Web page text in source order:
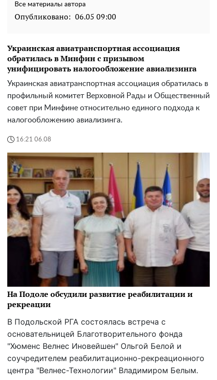
Все материалы автора
Опубликовано: 06.05 09:00
Украинская авиатранспортная ассоциация
обратилась в Минфин с призывом
унифицировать налогообложение авиализинга
Украинская авиатранспортная ассоциация обратилась в
профильный комитет Верховной Рады и Общественный
совет при Минфине относительно единого подхода к
налогообложению авиализинга.
16:21 06.08
На Подоле обсудили развитие реабилитации и
рекреации
В Подольской РГА состоялась встреча с
основательницей Благотворительного фонда
"Хюменс Велнес Иновейшен" Ольгой Белой и
соучредителем реабилитационно-рекреационного
центра "Велнес-Технологии" Владимиром Белым.